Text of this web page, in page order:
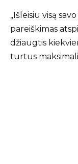
„Išleisiu visą
pareiškimas
džiaugtis
turtus